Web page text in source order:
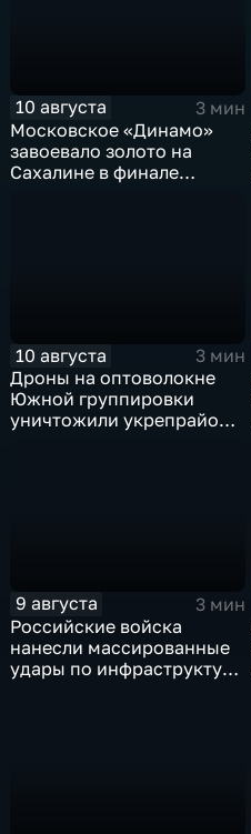
10 августа
3 мин
Московское «Динамо»
завоевало золото на
Сахалине в финале
10 августа
3 мин
Дроны на оптоволокне
Южной группировки
уничтожили укрепрайон
9 августа
3 мин
Российские войска
нанесли массированные
удары по инфраструктуре